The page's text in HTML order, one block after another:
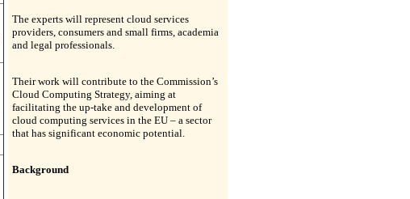
The experts will represent cloud services
providers, consumers and small firms, academia
and legal professionals.
Their work will contribute to the Commission’s
Cloud Computing Strategy, aiming at
facilitating the up-take and development of
cloud computing services in the EU – a sector
that has significant economic potential.
Background